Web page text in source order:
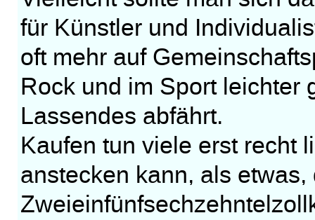
für Künstler und
oft mehr auf
Rock und im Sport leichter
Lassendes abfährt.
Kaufen tun viele erst recht
anstecken kann, als etwas,